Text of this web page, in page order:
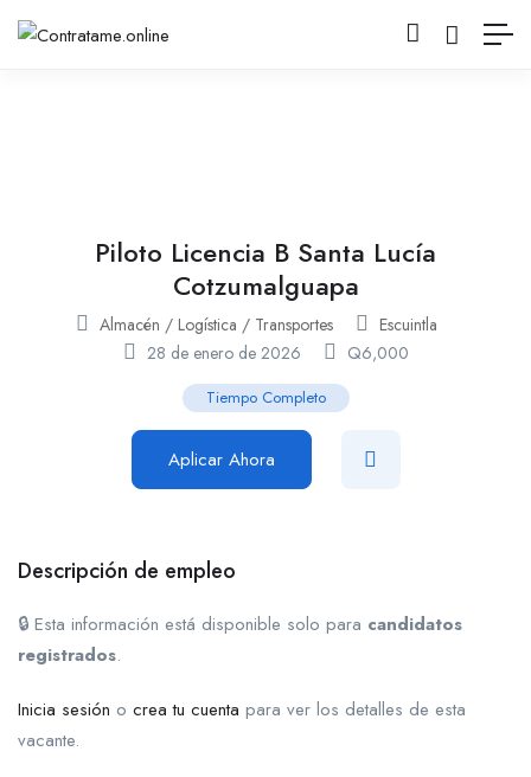
Piloto Licencia B Santa Lucía
Cotzumalguapa
Almacén / Logística / Transportes
Escuintla
28 de enero de 2026
Q6,000
Tiempo Completo
Aplicar Ahora
Descripción de empleo
🔒 Esta información está disponible solo para candidatos
registrados.
Inicia sesión o crea tu cuenta para ver los detalles de esta
vacante.